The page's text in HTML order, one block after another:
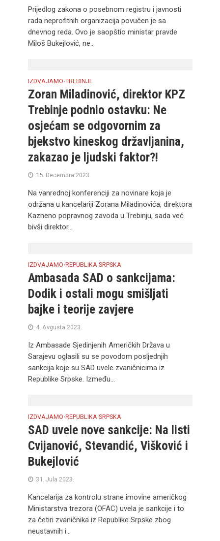
Prijedlog zakona o posebnom registru i javnosti
rada neprofitnih organizacija povučen je sa
dnevnog reda. Ovo je saopštio ministar pravde
Miloš Bukejlović, ne...
IZDVAJAMO•TREBINJE
Zoran Miladinović, direktor KPZ
Trebinje podnio ostavku: Ne
osjećam se odgovornim za
bjekstvo kineskog državljanina,
zakazao je ljudski faktor?!
15. Decembra 2023.
Na vanrednoj konferenciji za novinare koja je
održana u kancelariji Zorana Miladinovića, direktora
Kazneno popravnog zavoda u Trebinju, sada već
bivši direktor...
IZDVAJAMO•REPUBLIKA SRPSKA
Ambasada SAD o sankcijama:
Dodik i ostali mogu smišljati
bajke i teorije zavjere
4. Avgusta 2023.
Iz Ambasade Sjedinjenih Američkih Država u
Sarajevu oglasili su se povodom posljednjih
sankcija koje su SAD uvele zvaničnicima iz
Republike Srpske. Između...
IZDVAJAMO•REPUBLIKA SRPSKA
SAD uvele nove sankcije: Na listi
Cvijanović, Stevandić, Višković i
Bukejlović
31. Jula 2023.
Kancelarija za kontrolu strane imovine američkog
Ministarstva trezora (OFAC) uvela je sankcije i to
za četiri zvaničnika iz Republike Srpske zbog
neustavnih i...